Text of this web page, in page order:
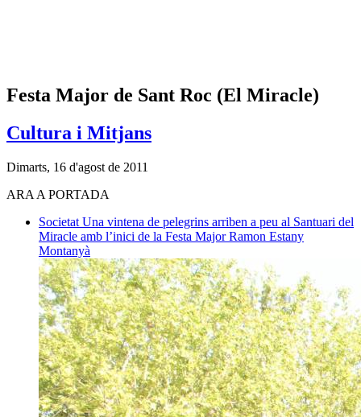
Festa Major de Sant Roc (El Miracle)
Cultura i Mitjans
Dimarts, 16 d'agost de 2011
ARA A PORTADA
Societat Una vintena de pelegrins arriben a peu al Santuari del
Miracle amb l’inici de la Festa MajorRamon Estany
Montanyà